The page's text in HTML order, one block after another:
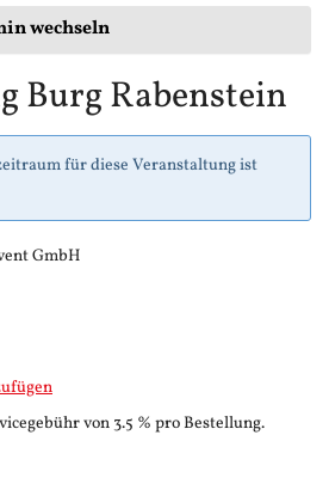
wechseln
Burg Rabenstein
für diese Veranstaltung ist
GmbH
von 3.5 % pro Bestellung.